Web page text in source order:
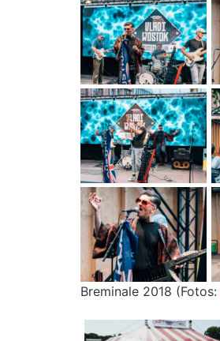
Breminale 2018 (Fotos: